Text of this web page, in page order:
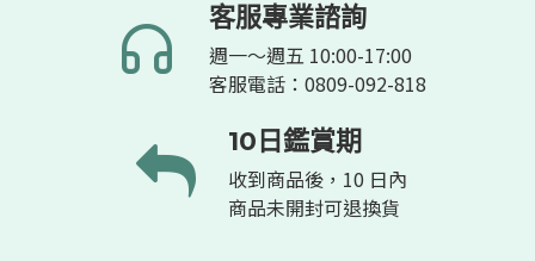
客服專業諮詢
週一～週五 10:00-17:00
客服電話：0809-092-818
10日鑑賞期
收到商品後，10 日內
商品未開封可退換貨